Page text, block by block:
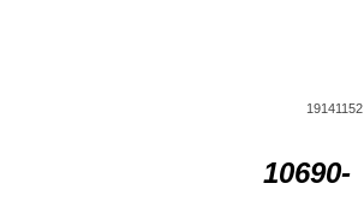
19141152
10690-